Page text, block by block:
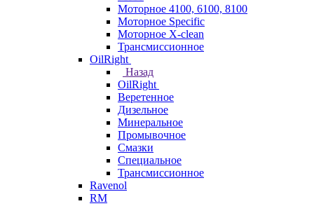
Моторное 4100, 6100, 8100
Моторное Specific
Моторное X-clean
Трансмиссионное
OilRight
Назад
OilRight
Веретенное
Дизельное
Минеральное
Промывочное
Смазки
Специальное
Трансмиссионное
Ravenol
RM